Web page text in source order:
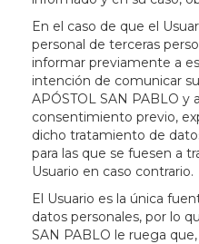
En el caso de que el
personal de terceras
informar previamente a
intención de comunicar
APÓSTOL SAN PABLO y
consentimiento previo,
dicho tratamiento de
para las que se fuesen a
Usuario en caso contrario.
El Usuario es la única
datos personales, por lo
SAN PABLO le ruega